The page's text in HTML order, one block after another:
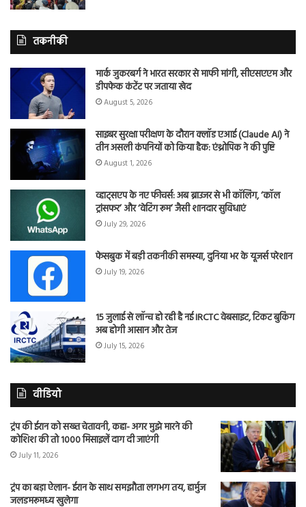
तकनीकी
मार्क जुकरबर्ग ने भारत सरकार से माफी मांगी, सीएसएएम और
डीपफेक कंटेंट पर जताया खेद
August 5, 2026
साइबर सुरक्षा परीक्षण के दौरान क्लॉड एआई (Claude AI) ने
तीन असली कंपनियों को किया हैक: एंथ्रोपिक ने की पुष्टि
August 1, 2026
व्हाट्सएप के नए फीचर्स: अब ब्राउजर से भी कॉलिंग, ‘कॉल
ट्रांसफर’ और ‘वेटिंग रूम’ जैसी शानदार सुविधाएं
July 29, 2026
फेसबुक में बड़ी तकनीकी समस्या, दुनिया भर के यूजर्स परेशान
July 19, 2026
15 जुलाई से लॉन्च हो रही है नई IRCTC वेबसाइट, टिकट बुकिंग
अब होगी आसान और तेज
July 15, 2026
वीडियो
ट्रंप की ईरान को सख्त चेतावनी, कहा- अगर मुझे मारने की
कोशिश की तो 1000 मिसाइलें दाग दी जाएंगी
July 11, 2026
ट्रंप का बड़ा ऐलान- ईरान के साथ समझौता लगभग तय, हार्मुज
जलडमरूमध्य खुलेगा